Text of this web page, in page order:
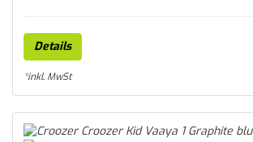
Details
*inkl. MwSt